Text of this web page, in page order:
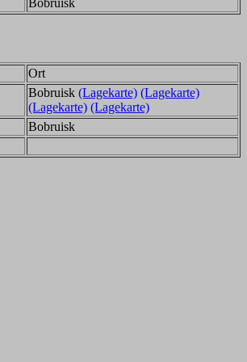
Bobruisk
Ort
Bobruisk (Lagekarte) (Lagekarte)
(Lagekarte) (Lagekarte)
Bobruisk